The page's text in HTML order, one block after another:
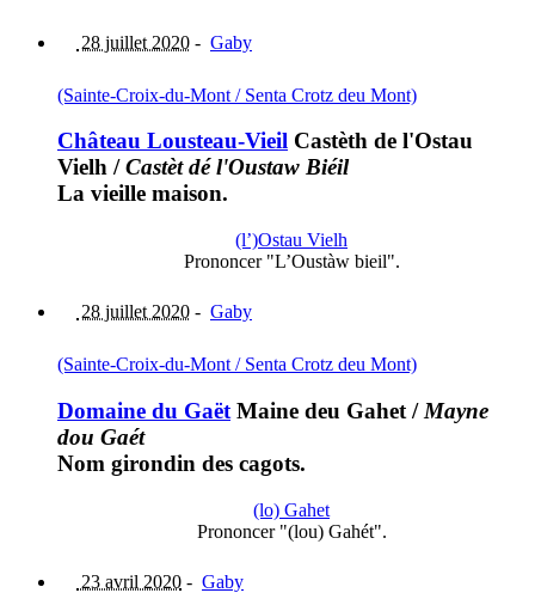
28 juillet 2020 - Gaby
(Sainte-Croix-du-Mont / Senta Crotz deu Mont)
Château Lousteau-Vieil Castèth de l'Ostau
Vielh /Castèt dé l'Oustaw Biéil
La vieille maison.
(l’)Ostau Vielh
Prononcer "L’Oustàw bieil".
28 juillet 2020 - Gaby
(Sainte-Croix-du-Mont / Senta Crotz deu Mont)
Domaine du Gaët Maine deu Gahet / Mayne
dou Gaét
Nom girondin des cagots.
(lo) Gahet
Prononcer "(lou) Gahét".
23 avril 2020 - Gaby